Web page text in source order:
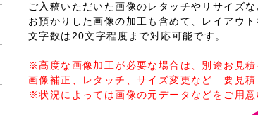
ご入稿いただいた画像のレタッチやリサイズ
お預かりした画像の加工も含めて、レイアウ
文字数は20文字程度まで対応可能です。
※高度な画像加工が必要な場合は、別途お見
画像補正、レタッチ、サイズ変更など 要見
※状況によっては画像の元データなどをご用意